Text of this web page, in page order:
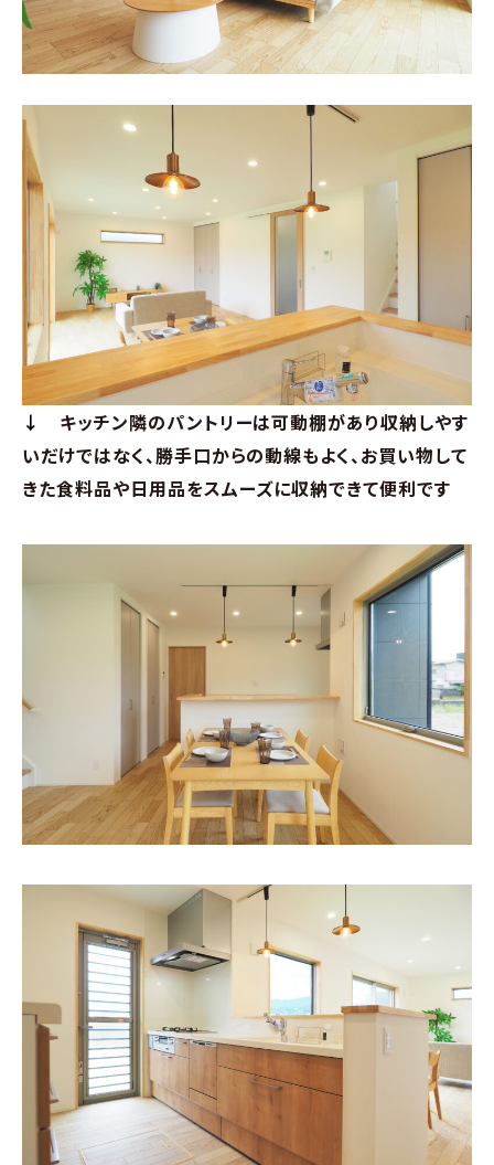
↓ キッチン隣のパントリーは可動棚があり収納しやす
いだけではなく、勝手口からの動線もよく、お買い物して
きた食料品や日用品をスムーズに収納できて便利です